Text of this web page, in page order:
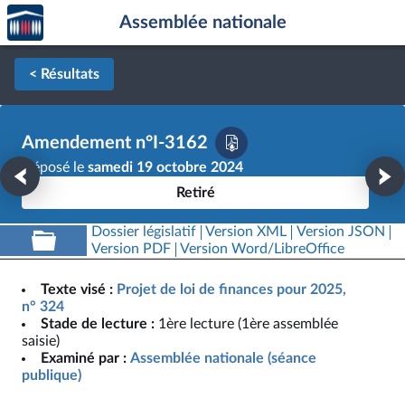
Aller au contenu
Aller en bas de la page
Accèder
à la
page
d'accueil
Assemblée nationale
< Résultats
Amendement n°I-3162
Déposé le samedi 19 octobre 2024
Retiré
Dossier législatif Version XML
Version JSON
Version PDF
Version Word/LibreOffice
Texte visé : Projet de loi de finances pour 2025,
n° 324
Stade de lecture : 1ère lecture (1ère assemblée
saisie)
Examiné par : Assemblée nationale (séance
publique)